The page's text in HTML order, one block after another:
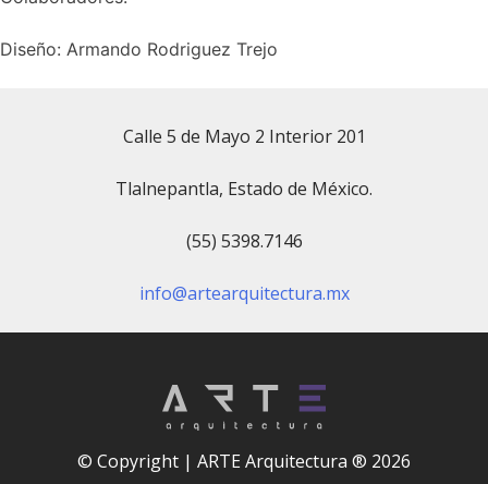
Diseño: Armando Rodriguez Trejo
Calle 5 de Mayo 2 Interior 201
Tlalnepantla, Estado de México.
(55) 5398.7146
info@artearquitectura.mx
© Copyright | ARTE Arquitectura ® 2026